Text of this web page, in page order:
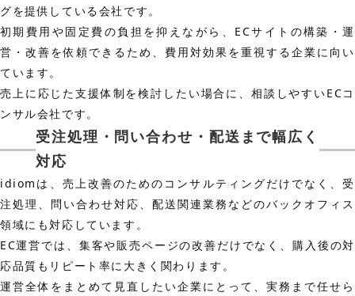
グを提供している会社です。
初期費用や固定費の負担を抑えながら、ECサイトの構築・運
営・改善を依頼できるため、費用対効果を重視する企業に向い
ています。
売上に応じた支援体制を検討したい場合に、相談しやすいECコ
ンサル会社です。
受注処理・問い合わせ・配送まで幅広く
対応
idiomは、売上改善のためのコンサルティングだけでなく、受
注処理、問い合わせ対応、配送関連業務などのバックオフィス
領域にも対応しています。
EC運営では、集客や販売ページの改善だけでなく、購入後の対
応品質もリピート率に大きく関わります。
運営全体をまとめて見直したい企業にとって、実務まで任せら